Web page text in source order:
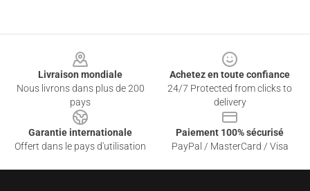
Livraison mondiale
Nous livrons dans plus de 200
pays
Achetez en toute confiance
24/7 Protected from clicks to
delivery
Garantie internationale
Offert dans le pays d'utilisation
Paiement 100% sécurisé
PayPal / MasterCard / Visa